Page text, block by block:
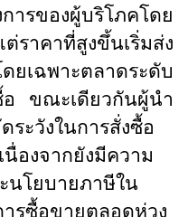
รของผู้บริโภคโดย
าคาที่สูงขึ้นเริ่มส่ง
ยเฉพาะตลาดระดับ
อ ขณะเดียวกันผู้นำ
ระวังในการสั่งซื้อ
องจากยังมีความ
โยบายภาษีใน
รซื้อขายตลอดห่วง